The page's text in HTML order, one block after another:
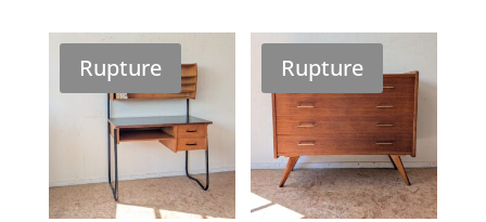
Rupture Rupture